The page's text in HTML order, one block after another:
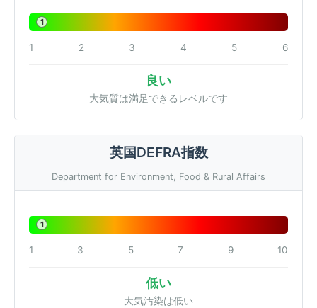
1
1 2 3 4 5 6
良い
大気質は満足できるレベルです
英国DEFRA指数
Department for Environment, Food & Rural Affairs
1
1 3 5 7 9 10
低い
大気汚染は低い